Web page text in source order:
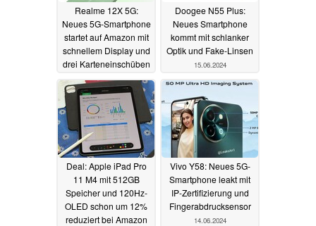
Realme 12X 5G:
Neues 5G-Smartphone
startet auf Amazon mit
schnellem Display und
drei Karteneinschüben
16.06.2024
Doogee N55 Plus:
Neues Smartphone
kommt mit schlanker
Optik und Fake-Linsen
15.06.2024
Deal: Apple iPad Pro
11 M4 mit 512GB
Speicher und 120Hz-
OLED schon um 12%
reduziert bei Amazon
Vivo Y58: Neues 5G-
Smartphone leakt mit
IP-Zertifizierung und
Fingerabdrucksensor
14.06.2024